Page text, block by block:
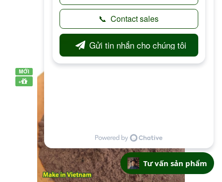
100.000 đ
Đặt hàng
MỚI
+
Tư vấn sản phẩm